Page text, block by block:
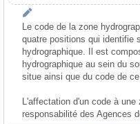
Le code de la zone
quatre positions qui identifie
hydrographique. Il est
hydrographique au sein du
situe ainsi que du code de ce
L'affectation d'un code à
responsabilité des Agences